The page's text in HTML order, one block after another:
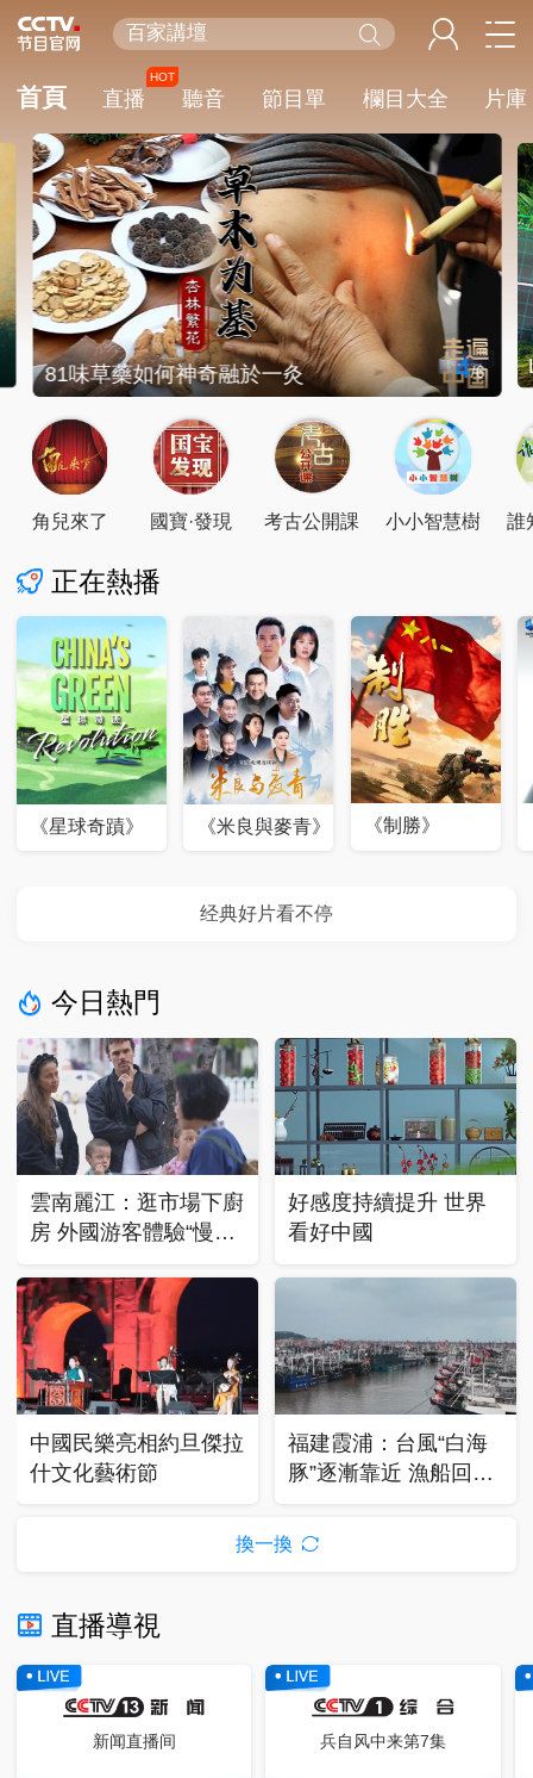
百家講壇
天網
新聞聯播
制勝
熊出沒
今日説法
首頁 直播
HOT
聽音 節目單 欄目大全 片庫
81味草藥如何神奇融於一灸 4/6
角兒來了 國寶·發現 考古公開課 小小智慧樹 誰
正在熱播
《星球奇蹟》 《米良與麥青》 《制勝》
今日熱門
雲南麗江：逛市場下廚
房 外國游客體驗“慢生
好感度持續提升 世界
看好中國
中國民樂亮相約旦傑拉
什文化藝術節
福建霞浦：台風“白海
豚”逐漸靠近 漁船回港
換一換
直播導視
新闻直播间 兵自风中来第7集